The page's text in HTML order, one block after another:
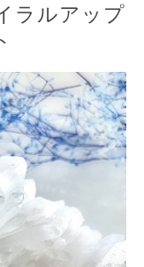
ラルアップ